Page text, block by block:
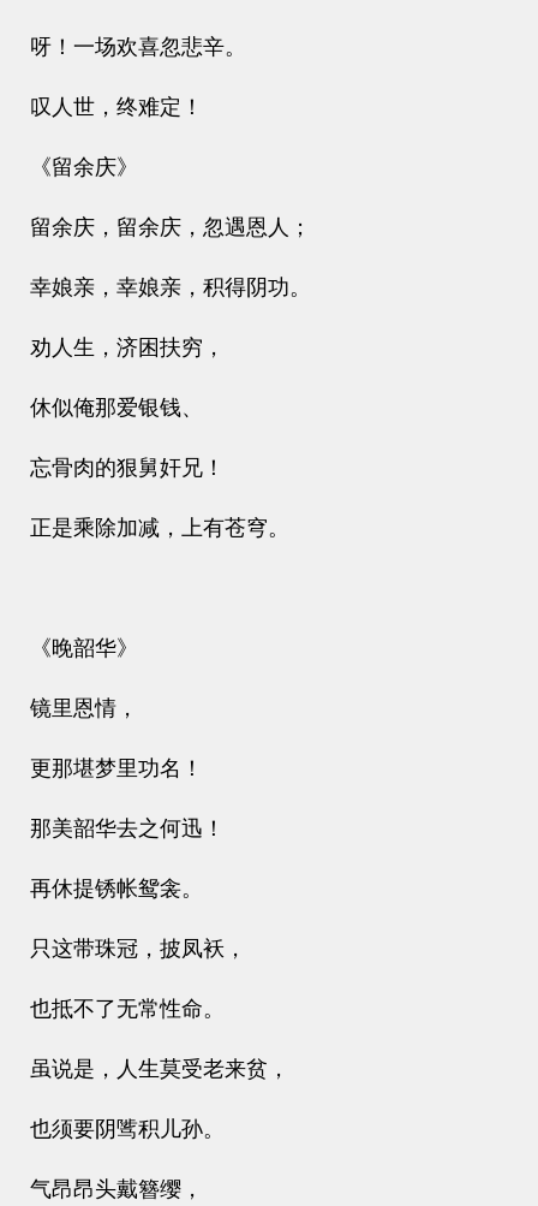
呀！一场欢喜忽悲辛。
叹人世，终难定！
《留余庆》
留余庆，留余庆，忽遇恩人；
幸娘亲，幸娘亲，积得阴功。
劝人生，济困扶穷，
休似俺那爱银钱、
忘骨肉的狠舅奸兄！
正是乘除加减，上有苍穹。
《晚韶华》
镜里恩情，
更那堪梦里功名！
那美韶华去之何迅！
再休提锈帐鸳衾。
只这带珠冠，披凤袄，
也抵不了无常性命。
虽说是，人生莫受老来贫，
也须要阴骘积儿孙。
气昂昂头戴簪缨，